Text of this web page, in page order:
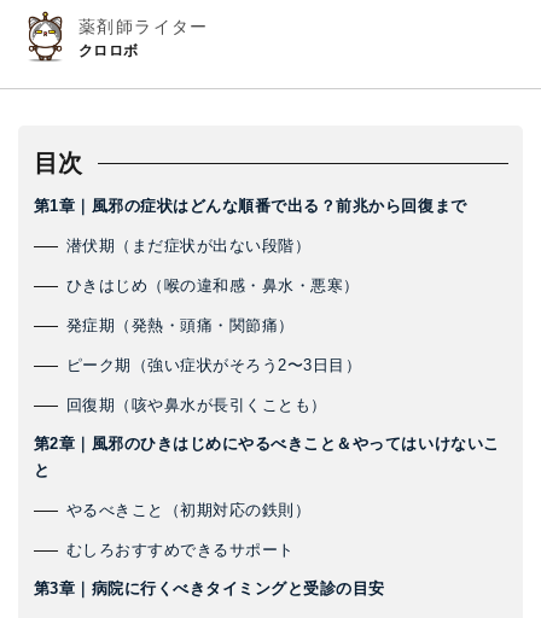
薬剤師ライター
クロロボ
目次
第1章｜風邪の症状はどんな順番で出る？前兆から回復まで
潜伏期（まだ症状が出ない段階）
ひきはじめ（喉の違和感・鼻水・悪寒）
発症期（発熱・頭痛・関節痛）
ピーク期（強い症状がそろう2〜3日目）
回復期（咳や鼻水が長引くことも）
第2章｜風邪のひきはじめにやるべきこと＆やってはいけないこ
と
やるべきこと（初期対応の鉄則）
むしろおすすめできるサポート
第3章｜病院に行くべきタイミングと受診の目安